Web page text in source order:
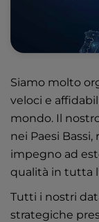
Siamo molto
veloci e
mondo. Il
nei Paesi
impegno ad
qualità in tutta
Tutti i nostri
strategiche